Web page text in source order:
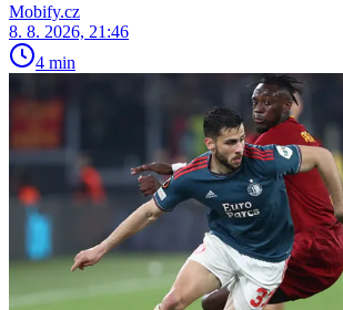
Mobify.cz
8. 8. 2026, 21:46
4 min